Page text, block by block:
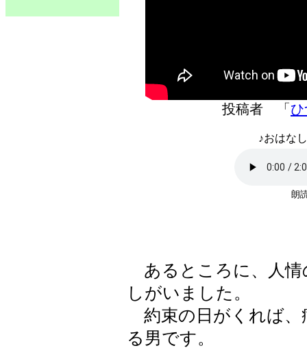
投稿者 「
♪おはな
朗
あるところに、人情
しがいました。
約束の日がくれば、
る男です。